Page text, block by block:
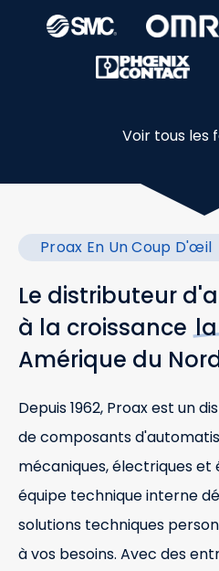
Voir tous les
Proax En Un Coup D'œil
Le distributeur
à la croissance
Amérique du
Depuis 1962, Proax est un
de composants
mécaniques, électriques et
équipe technique interne
solutions techniques
à vos besoins. Avec des